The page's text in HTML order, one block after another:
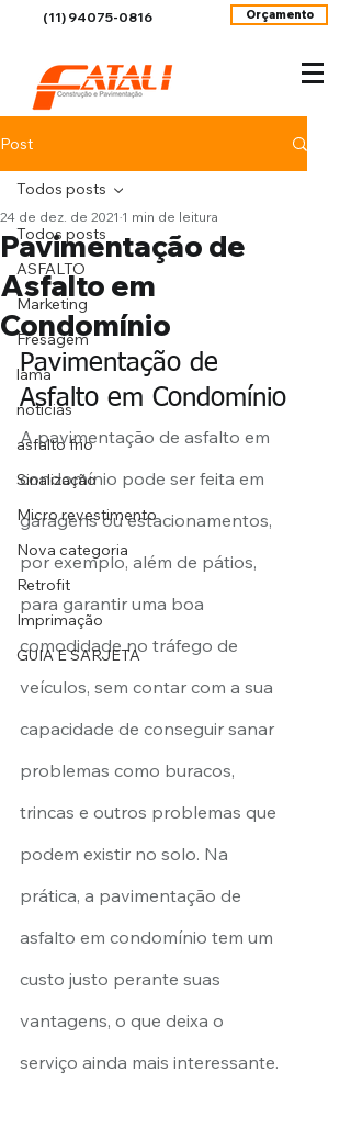
(11) 94075-0816 Orçamento
Post
Todos posts
ASFALTO
Marketing
Fresagem
lama
noticias
asfalto frio
Sinalização
Micro revestimento
Nova categoria
Retrofit
Imprimação
GUIA E SARJETA
Todos posts
Pavimentação de
Asfalto em
Condomínio
24 de dez. de 2021 1 min de leitura
Pavimentação de
Asfalto em Condomínio
A pavimentação de asfalto em
condomínio pode ser feita em
garagens ou estacionamentos,
por exemplo, além de pátios,
para garantir uma boa
comodidade no tráfego de
veículos, sem contar com a sua
capacidade de conseguir sanar
problemas como buracos,
trincas e outros problemas que
podem existir no solo. Na
prática, a pavimentação de
asfalto em condomínio tem um
custo justo perante suas
vantagens, o que deixa o
serviço ainda mais interessante.